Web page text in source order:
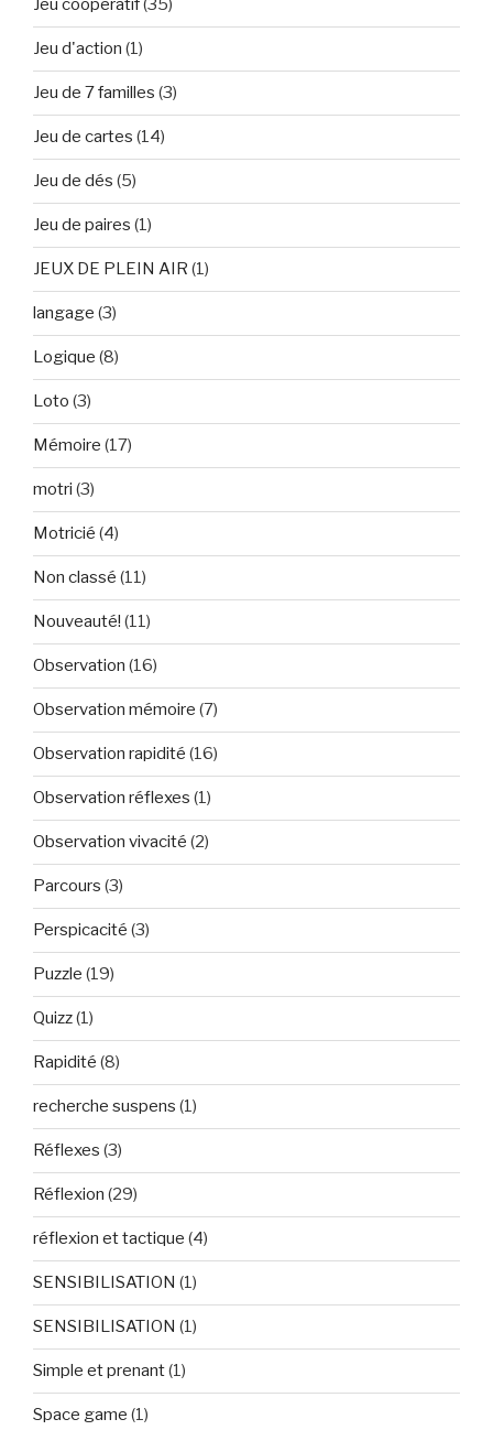
Jeu coopératif(35)
Jeu d'action (1)
Jeu de 7 familles (3)
Jeu de cartes (14)
Jeu de dés (5)
Jeu de paires (1)
JEUX DE PLEIN AIR (1)
langage (3)
Logique (8)
Loto (3)
Mémoire (17)
motri (3)
Motricié (4)
Non classé (11)
Nouveauté! (11)
Observation (16)
Observation mémoire (7)
Observation rapidité (16)
Observation réflexes (1)
Observation vivacité (2)
Parcours (3)
Perspicacité (3)
Puzzle (19)
Quizz(1)
Rapidité (8)
recherche suspens (1)
Réflexes (3)
Réflexion (29)
réflexion et tactique (4)
SENSIBILISATION (1)
SENSIBILISATION (1)
Simple et prenant(1)
Space game (1)